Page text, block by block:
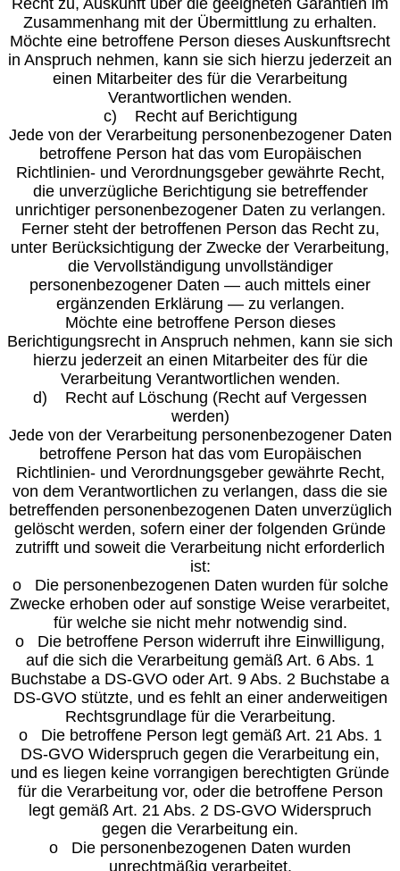
Zusammenhang mit der Übermittlung zu erhalten.
Möchte eine betroffene Person dieses Auskunftsrecht
in Anspruch nehmen, kann sie sich hierzu jederzeit an
einen Mitarbeiter des für die Verarbeitung
Verantwortlichen wenden.
c) Recht auf Berichtigung
Jede von der Verarbeitung personenbezogener Daten
betroffene Person hat das vom Europäischen
Richtlinien- und Verordnungsgeber gewährte Recht,
die unverzügliche Berichtigung sie betreffender
unrichtiger personenbezogener Daten zu verlangen.
Ferner steht der betroffenen Person das Recht zu,
unter Berücksichtigung der Zwecke der Verarbeitung,
die Vervollständigung unvollständiger
personenbezogener Daten — auch mittels einer
ergänzenden Erklärung — zu verlangen.
Möchte eine betroffene Person dieses
Berichtigungsrecht in Anspruch nehmen, kann sie sich
hierzu jederzeit an einen Mitarbeiter des für die
Verarbeitung Verantwortlichen wenden.
d) Recht auf Löschung (Recht auf Vergessen
werden)
Jede von der Verarbeitung personenbezogener Daten
betroffene Person hat das vom Europäischen
Richtlinien- und Verordnungsgeber gewährte Recht,
von dem Verantwortlichen zu verlangen, dass die sie
betreffenden personenbezogenen Daten unverzüglich
gelöscht werden, sofern einer der folgenden Gründe
zutrifft und soweit die Verarbeitung nicht erforderlich
ist:
o Die personenbezogenen Daten wurden für solche
Zwecke erhoben oder auf sonstige Weise verarbeitet,
für welche sie nicht mehr notwendig sind.
o Die betroffene Person widerruft ihre Einwilligung,
auf die sich die Verarbeitung gemäß Art. 6 Abs. 1
Buchstabe a DS-GVO oder Art. 9 Abs. 2 Buchstabe a
DS-GVO stützte, und es fehlt an einer anderweitigen
Rechtsgrundlage für die Verarbeitung.
o Die betroffene Person legt gemäß Art. 21 Abs. 1
DS-GVO Widerspruch gegen die Verarbeitung ein,
und es liegen keine vorrangigen berechtigten Gründe
für die Verarbeitung vor, oder die betroffene Person
legt gemäß Art. 21 Abs. 2 DS-GVO Widerspruch
gegen die Verarbeitung ein.
o Die personenbezogenen Daten wurden
unrechtmäßig verarbeitet.